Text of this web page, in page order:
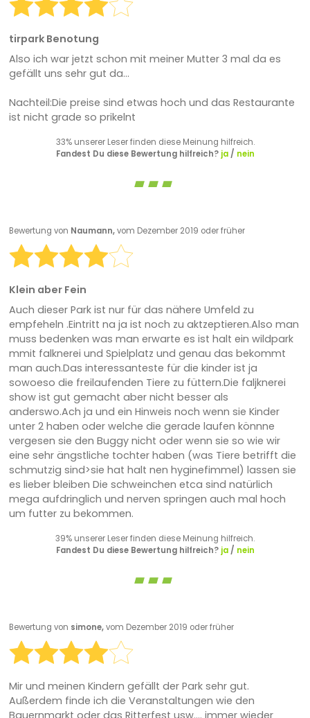
tirpark Benotung
Also ich war jetzt schon mit meiner Mutter 3 mal da es
gefällt uns sehr gut da...
Nachteil:Die preise sind etwas hoch und das Restaurante
ist nicht grade so prikelnt
33% unserer Leser finden diese Meinung hilfreich.
Fandest Du diese Bewertung hilfreich? ja/ nein
Bewertung von Naumann,vom Dezember 2019 oder früher
Klein aber Fein
Auch dieser Park ist nur für das nähere Umfeld zu
empfeheln .Eintritt na ja ist noch zu aktzeptieren.Also man
muss bedenken was man erwarte es ist halt ein wildpark
mmit falknerei und Spielplatz und genau das bekommt
man auch.Das interessanteste für die kinder ist ja
sowoeso die freilaufenden Tiere zu füttern.Die faljknerei
show ist gut gemacht aber nicht besser als
anderswo.Ach ja und ein Hinweis noch wenn sie Kinder
unter 2 haben oder welche die gerade laufen könnne
vergesen sie den Buggy nicht oder wenn sie so wie wir
eine sehr ängstliche tochter haben (was Tiere betrifft die
schmutzig sind>sie hat halt nen hyginefimmel) lassen sie
es lieber bleiben Die schweinchen etca sind natürlich
mega aufdringlich und nerven springen auch mal hoch
um futter zu bekommen.
39% unserer Leser finden diese Meinung hilfreich.
Fandest Du diese Bewertung hilfreich? ja/ nein
Bewertung von simone,vom Dezember 2019 oder früher
Mir und meinen Kindern gefällt der Park sehr gut.
Außerdem finde ich die Veranstaltungen wie den